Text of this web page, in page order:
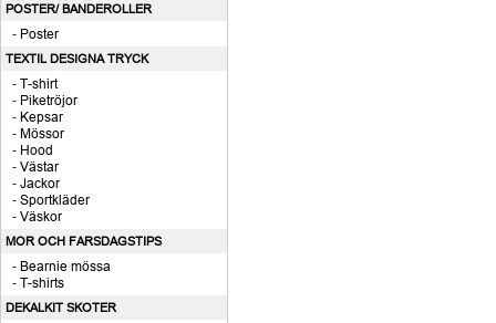
POSTER/ BANDEROLLER
- Poster
TEXTIL DESIGNA TRYCK
- T-shirt
- Piketröjor
- Kepsar
- Mössor
- Hood
- Västar
- Jackor
- Sportkläder
- Väskor
MOR OCH FARSDAGSTIPS
- Bearnie mössa
- T-shirts
DEKALKIT SKOTER